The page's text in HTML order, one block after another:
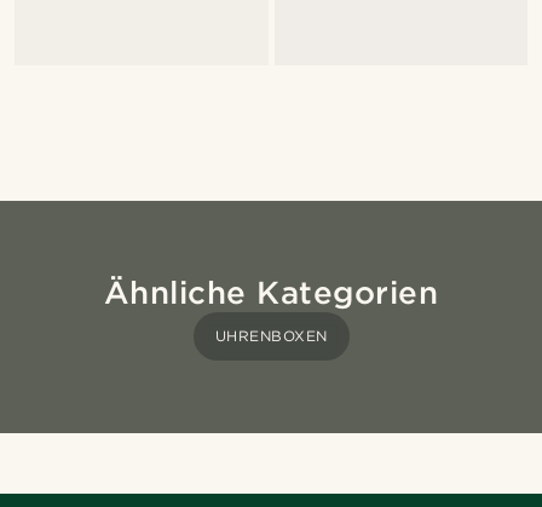
Ähnliche Kategorien
UHRENBOXEN